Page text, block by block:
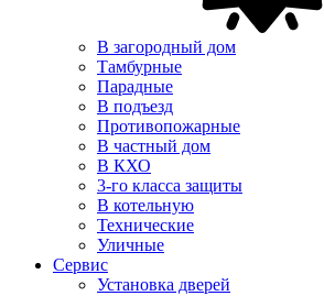
В загородный дом
Тамбурные
Парадные
В подъезд
Противопожарные
В частный дом
В КХО
3-го класса защиты
В котельную
Технические
Уличные
Сервис
Установка дверей